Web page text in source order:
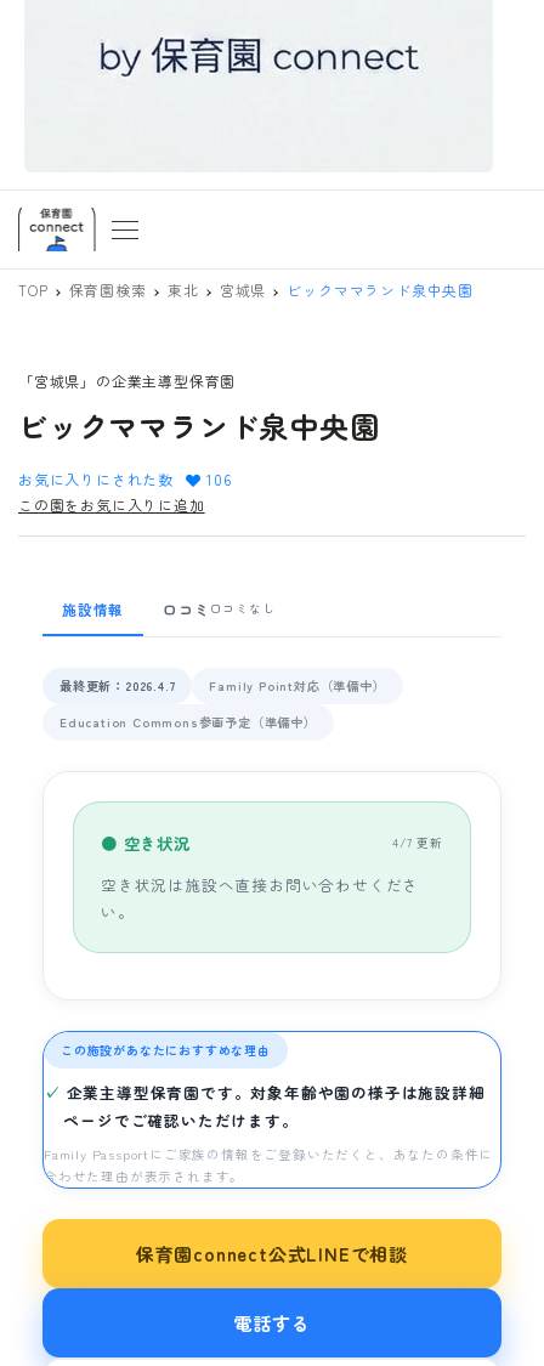
TOP 保育園検索 東北 宮城県 ビックママランド泉中央園
「宮城県」の企業主導型保育園
ビックママランド泉中央園
お気に入りにされた数
106
この園をお気に入りに追加
施設情報 口コミ 口コミなし
最終更新：2026.4.7
Family Point対応（準備中）
Education Commons参画予定（準備中）
● 空き状況 4/7 更新
空き状況は施設へ直接お問い合わせくださ
い。
この施設があなたにおすすめな理由
企業主導型保育園です。対象年齢や園の様子は施設詳細
ページでご確認いただけます。
Family Passportにご家族の情報をご登録いただくと、あなたの条件に
合わせた理由が表示されます。
保育園connect公式LINEで相談
電話する